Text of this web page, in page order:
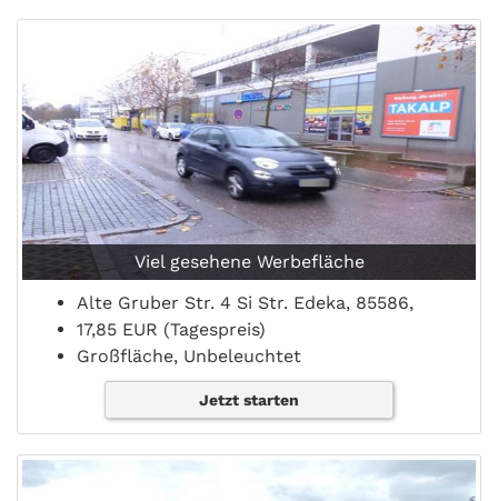
Viel gesehene Werbefläche
Alte Gruber Str. 4 Si Str. Edeka, 85586,
17,85 EUR (Tagespreis)
Großfläche, Unbeleuchtet
Jetzt starten